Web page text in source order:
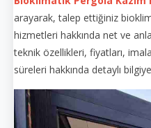
arayarak, talep ettiğiniz
hizmetleri hakkında net ve
teknik özellikleri, fiyatları,
süreleri hakkında detaylı